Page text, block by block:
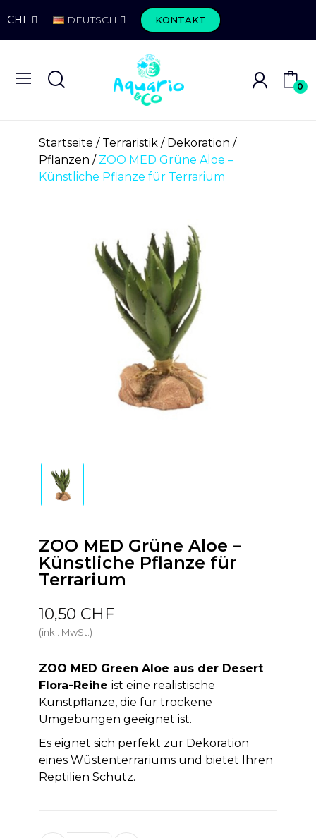
CHF DEUTSCH KONTAKT
0
Startseite Terraristik
Dekoration
Pflanzen
ZOO MED Grüne Aloe –
Künstliche Pflanze für Terrarium
ZOO MED Grüne Aloe –
Künstliche Pflanze für
Terrarium
10,50 CHF
(inkl. MwSt.)
ZOO MED Green Aloe aus der Desert
Flora-Reihe ist eine realistische
Kunstpflanze, die für trockene
Umgebungen geeignet ist.
Es eignet sich perfekt zur Dekoration
eines Wüstenterrariums und bietet Ihren
Reptilien Schutz.